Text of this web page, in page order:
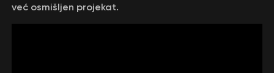
već osmišljen projekat.